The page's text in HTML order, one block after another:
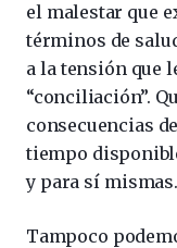
el malestar que
términos de
a la tensión que
“conciliación”.
consecuencias
tiempo
y para sí mismas.
Tampoco